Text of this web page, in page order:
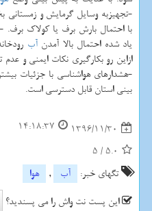
-تجهیزبه وسایل گرمایش و
با احتمال بارش برف یا كولاك برف.
یاد شده احتمال بالا آمدنآب
ازاین رو بكارگیری نكات ایمنی و
-هشدارهای هواشناسی با جزئیات
بینی استان قابل دسترسی است.
1396/11/30
14:18:37
5.0
/
5
تگهای خبر:
آب ,
هوا
این پست نت واش را می پسندید؟